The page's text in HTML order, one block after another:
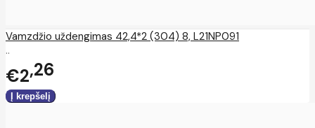
Vamzdžio uždengimas 42,4*2 (304) 8, L21NP091
..
€2 26